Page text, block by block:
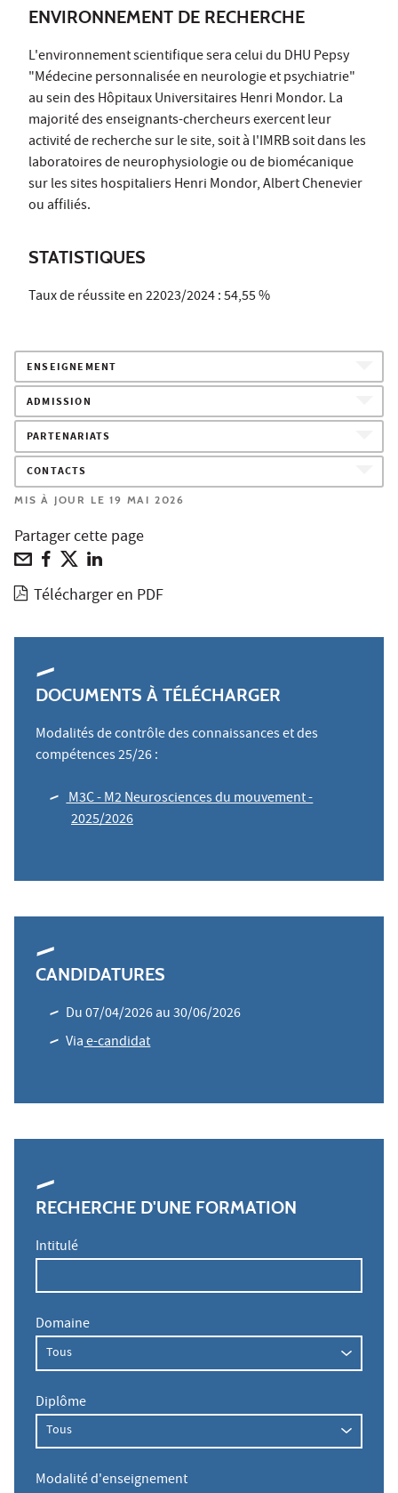
ENVIRONNEMENT DE RECHERCHE
L'environnement scientifique sera celui du DHU Pepsy
"Médecine personnalisée en neurologie et psychiatrie"
au sein des Hôpitaux Universitaires Henri Mondor. La
majorité des enseignants-chercheurs exercent leur
activité de recherche sur le site, soit à l'IMRB soit dans les
laboratoires de neurophysiologie ou de biomécanique
sur les sites hospitaliers Henri Mondor, Albert Chenevier
ou affiliés.
STATISTIQUES
Taux de réussite en 22023/2024 : 54,55 %
ENSEIGNEMENT
ADMISSION
PARTENARIATS
CONTACTS
MIS À JOUR LE 19 MAI 2026
Partager cette page
Télécharger en PDF
DOCUMENTS À TÉLÉCHARGER
Modalités de contrôle des connaissances et des
compétences 25/26 :
M3C - M2 Neurosciences du mouvement -
2025/2026
CANDIDATURES
Du 07/04/2026 au 30/06/2026
Viae-candidat
RECHERCHE D'UNE FORMATION
Intitulé
Domaine
Diplôme
Modalité d'enseignement